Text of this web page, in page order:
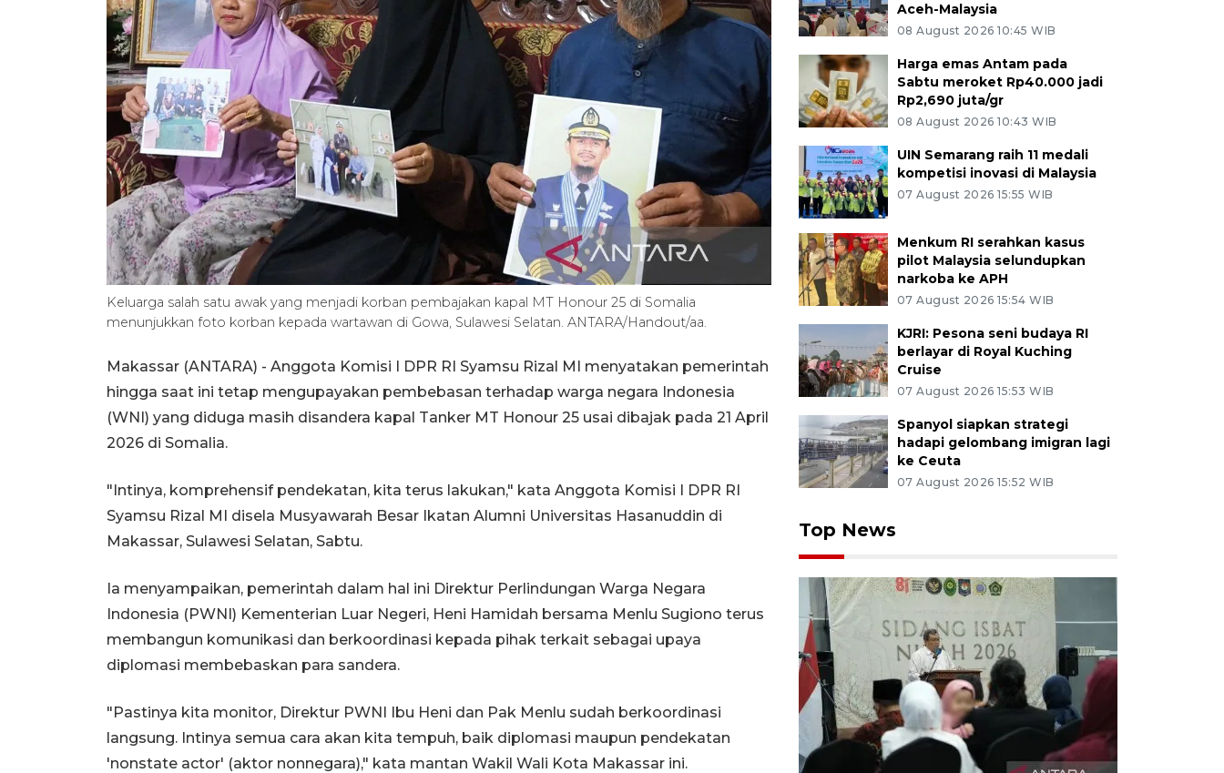
Keluarga salah satu awak yang menjadi korban pembajakan kapal MT Honour 25 di Somalia
menunjukkan foto korban kepada wartawan di Gowa, Sulawesi Selatan. ANTARA/Handout/aa.
Makassar (ANTARA) - Anggota Komisi I DPR RI Syamsu Rizal MI menyatakan pemerintah
hingga saat ini tetap mengupayakan pembebasan terhadap warga negara Indonesia
(WNI) yang diduga masih disandera kapal Tanker MT Honour 25 usai dibajak pada 21 April
2026 di Somalia.
"Intinya, komprehensif pendekatan, kita terus lakukan," kata Anggota Komisi I DPR RI
Syamsu Rizal MI disela Musyawarah Besar Ikatan Alumni Universitas Hasanuddin di
Makassar, Sulawesi Selatan, Sabtu.
Ia menyampaikan, pemerintah dalam hal ini Direktur Perlindungan Warga Negara
Indonesia (PWNI) Kementerian Luar Negeri, Heni Hamidah bersama Menlu Sugiono terus
membangun komunikasi dan berkoordinasi kepada pihak terkait sebagai upaya
diplomasi membebaskan para sandera.
"Pastinya kita monitor, Direktur PWNI Ibu Heni dan Pak Menlu sudah berkoordinasi
langsung. Intinya semua cara akan kita tempuh, baik diplomasi maupun pendekatan
'nonstate actor' (aktor nonnegara)," kata mantan Wakil Wali Kota Makassar ini.
Aceh-Malaysia
08 August 2026 10:45 WIB
Harga emas Antam pada
Sabtu meroket Rp40.000 jadi
Rp2,690 juta/gr
08 August 2026 10:43 WIB
UIN Semarang raih 11 medali
kompetisi inovasi di Malaysia
07 August 2026 15:55 WIB
Menkum RI serahkan kasus
pilot Malaysia selundupkan
narkoba ke APH
07 August 2026 15:54 WIB
KJRI: Pesona seni budaya RI
berlayar di Royal Kuching
Cruise
07 August 2026 15:53 WIB
Spanyol siapkan strategi
hadapi gelombang imigran lagi
ke Ceuta
07 August 2026 15:52 WIB
Top News